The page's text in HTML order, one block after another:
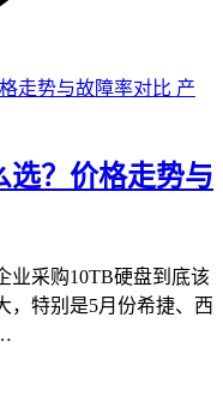
产
选？价格走势与
业采购10TB硬盘到底该
，特别是5月份希捷、西